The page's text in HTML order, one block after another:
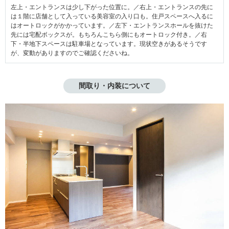
左上・エントランスは少し下がった位置に。／右上・エントランスの先に
は１階に店舗として入っている美容室の入り口も。住戸スペースへ入るに
はオートロックがかかっています。／左下・エントランスホールを抜けた
先には宅配ボックスが。もちろんこちら側にもオートロック付き。／右
下・半地下スペースは駐車場となっています。現状空きがあるそうです
が、変動がありますのでご確認くださいね。
間取り・内装について